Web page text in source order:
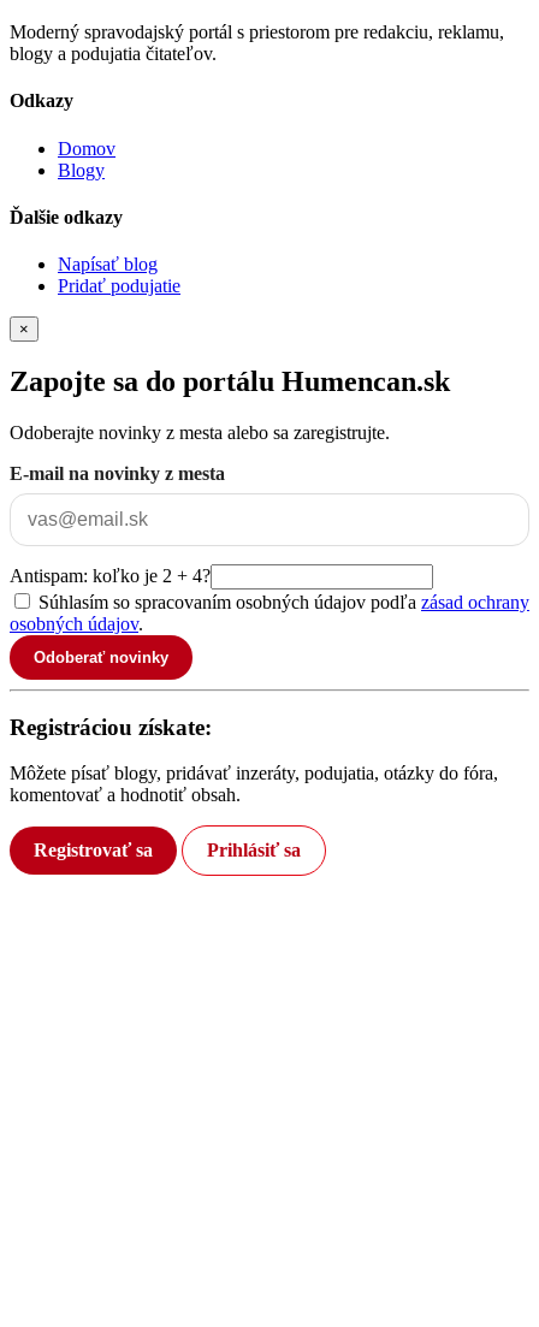
Moderný spravodajský portál s priestorom pre redakciu, reklamu,
blogy a podujatia čitateľov.
Odkazy
Domov
Blogy
Ďalšie odkazy
Napísať blog
Pridať podujatie
×
Zapojte sa do portálu Humencan.sk
Odoberajte novinky z mesta alebo sa zaregistrujte.
E-mail na novinky z mesta
Antispam: koľko je 2 + 4?
Súhlasím so spracovaním osobných údajov podľa zásad ochrany
osobných údajov.
Odoberať novinky
Registráciou získate:
Môžete písať blogy, pridávať inzeráty, podujatia, otázky do fóra,
komentovať a hodnotiť obsah.
Registrovať sa Prihlásiť sa